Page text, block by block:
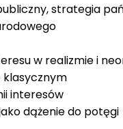
strategia
w realizmie i
klasycznym
interesów
dążenie do potęgi